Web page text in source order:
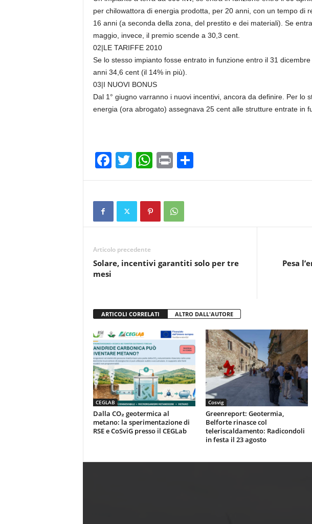
per chilowattora di energia prodotta, per 20 anni, con un tempo di
16 anni (a seconda della zona, del prestito e dei materiali). Se
maggio, invece, il premio scende a 30,3 cent.
02|LE TARIFFE 2010
Se lo stesso impianto fosse entrato in funzione entro il 31
anni 34,6 cent (il 14% in più).
03|I NUOVI BONUS
Dal 1° giugno varranno i nuovi incentivi, ancora da definire. Per lo
energia (ora abrogato) assegnava 25 cent alle strutture entrate in
F
a
b
o
T
wi
W
h
s
A
p
Pr
in o
vi
Articolo precedente
Solare, incentivi garantiti solo per tre
mesi
Pesa
ARTICOLI CORRELATI ALTRO DALL'AUTORE
CEGLAB
Dalla CO₂ geotermica al
metano: la sperimentazione di
RSE e CoSviG presso il CEGLab
Cosvig
Greenreport: Geotermia,
Belforte rinasce col
teleriscaldamento: Radicondoli
in festa il 23 agosto